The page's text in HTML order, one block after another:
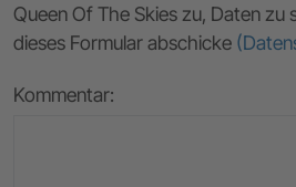
Queen Of The Skies zu, Daten zu
dieses Formular abschicke
Kommentar: